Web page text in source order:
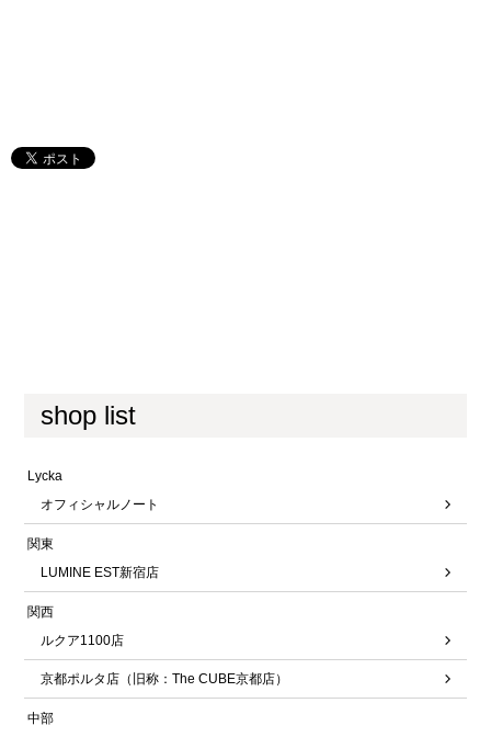
shop list
Lycka
オフィシャルノート
関東
LUMINE EST新宿店
関西
ルクア1100店
京都ポルタ店（旧称：The CUBE京都店）
中部